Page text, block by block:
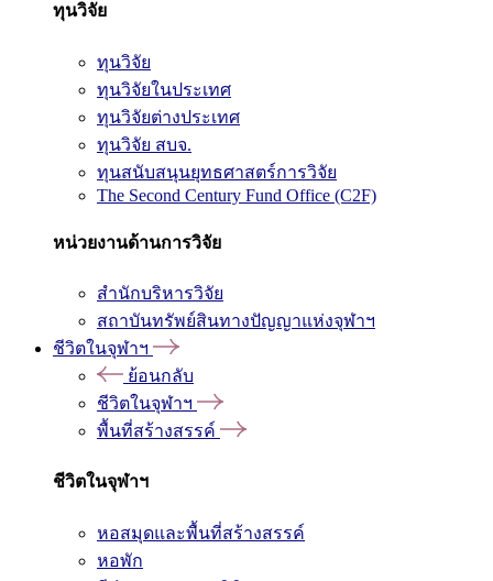
ทุนวิจัย
ทุนวิจัย
ทุนวิจัยในประเทศ
ทุนวิจัยต่างประเทศ
ทุนวิจัย สบจ.
ทุนสนับสนุนยุทธศาสตร์การวิจัย
The Second Century Fund Office (C2F)
หน่วยงานด้านการวิจัย
สำนักบริหารวิจัย
สถาบันทรัพย์สินทางปัญญาแห่งจุฬาฯ
ชีวิตในจุฬาฯ
ย้อนกลับ
ชีวิตในจุฬาฯ
พื้นที่สร้างสรรค์
ชีวิตในจุฬาฯ
หอสมุดและพื้นที่สร้างสรรค์
หอพัก